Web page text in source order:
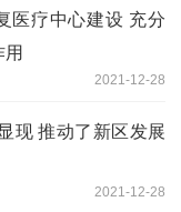
医疗中心建设 充分
2021-12-28
现 推动了新区发展
2021-12-28